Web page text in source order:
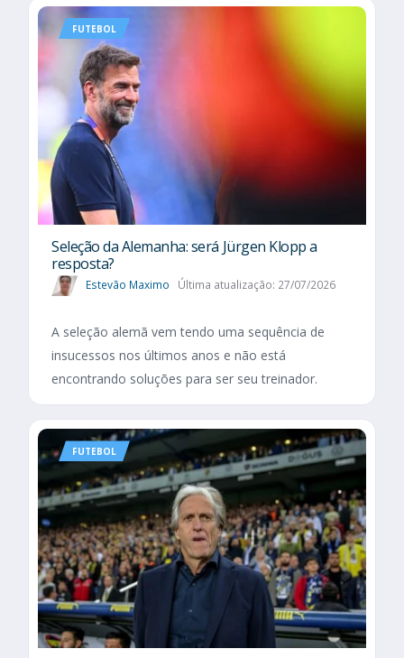
FUTEBOL
Seleção da Alemanha: será Jürgen Klopp a
resposta?
Estevão Maximo Última atualização: 27/07/2026
A seleção alemã vem tendo uma sequência de
insucessos nos últimos anos e não está
encontrando soluções para ser seu treinador.
FUTEBOL